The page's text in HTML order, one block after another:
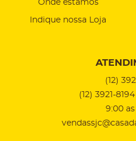
Onde estamos
Indique nossa Loja
(12)
(12) 3921-8194
9:00 as